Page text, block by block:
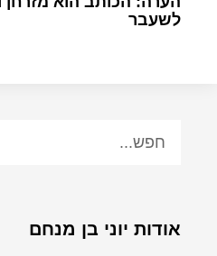
לשעבר
אודות יוני בן מנחם